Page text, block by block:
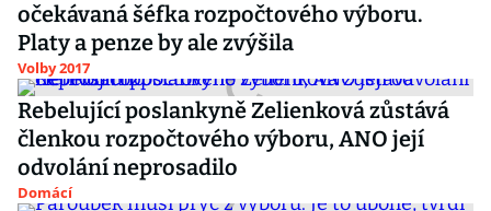
očekávaná šéfka rozpočtového výboru.
Platy a penze by ale zvýšila
Volby 2017
Rebelující poslankyně Zelienková zůstává
členkou rozpočtového výboru, ANO její
odvolání neprosadilo
Domácí